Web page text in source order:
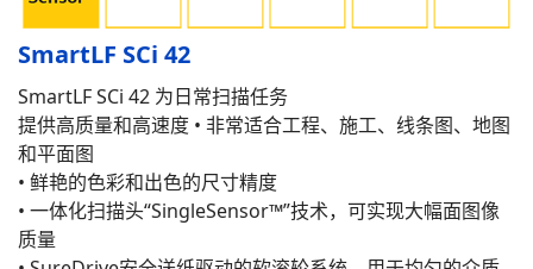
SmartLF SCi 42
SmartLF SCi 42 为日常扫描任务
提供高质量和高速度 • 非常适合工程、施工、线条图、地图
和平面图
• 鲜艳的色彩和出色的尺寸精度
• 一体化扫描头“SingleSensor™”技术，可实现大幅面图像
质量